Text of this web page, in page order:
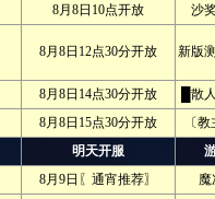
8月8日10点开放 沙
8月8日12点30分开放 新版
8月8日14点30分开放
█散
8月8日15点30分开放
〔
明天开服
8月9日〖通宵推荐〗
魔